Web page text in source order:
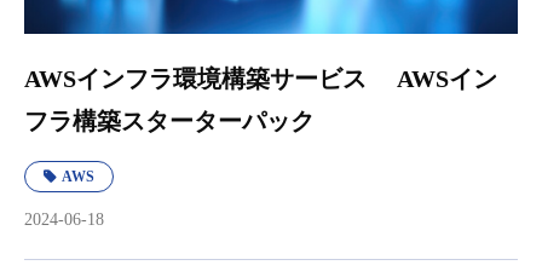
AWSインフラ環境構築サービス AWSイン
フラ構築スターターパック
AWS
2024-06-18